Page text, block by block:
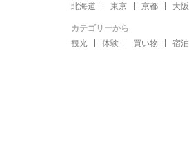
北海道
東京 京都 大阪
カテゴリーから
観光
体験 買い物 宿泊